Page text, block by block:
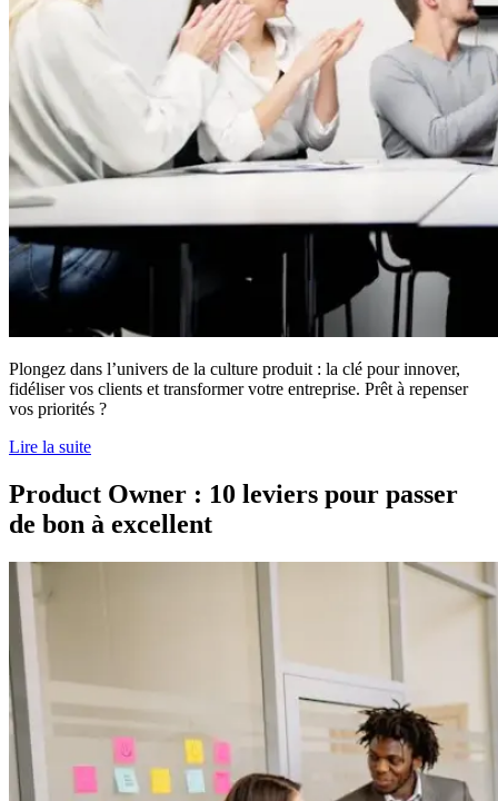
Plongez dans l’univers de la culture produit : la clé pour innover,
fidéliser vos clients et transformer votre entreprise. Prêt à repenser
vos priorités ?
Lire la suite
Product Owner : 10 leviers pour passer
de bon à excellent